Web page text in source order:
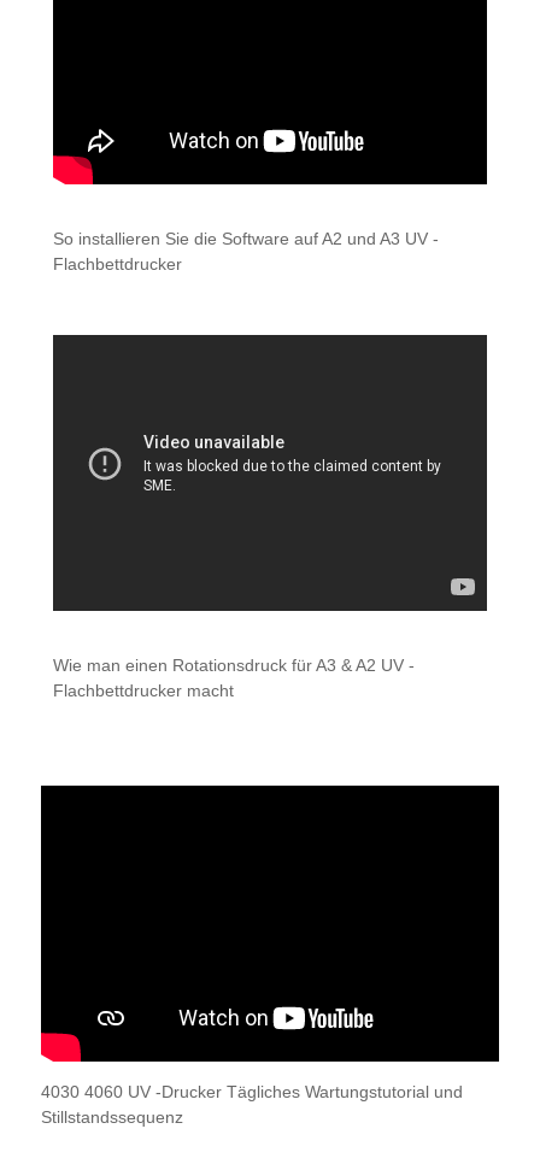
So installieren Sie die Software auf A2 und A3 UV -
Flachbettdrucker
Wie man einen Rotationsdruck für A3 & A2 UV -
Flachbettdrucker macht
4030 4060 UV -Drucker Tägliches Wartungstutorial und
Stillstandssequenz